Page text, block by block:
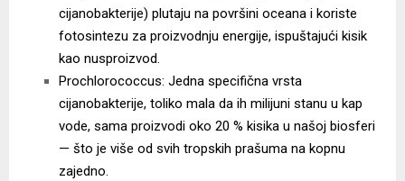
cijanobakterije) plutaju na površini oceana i koriste
fotosintezu za proizvodnju energije, ispuštajući kisik
kao nusproizvod.
Prochlorococcus: Jedna specifična vrsta
cijanobakterije, toliko mala da ih milijuni stanu u kap
vode, sama proizvodi oko 20 % kisika u našoj biosferi
— što je više od svih tropskih prašuma na kopnu
zajedno.